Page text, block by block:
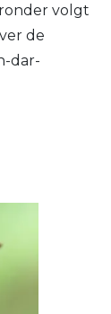
volgt
de
dar-